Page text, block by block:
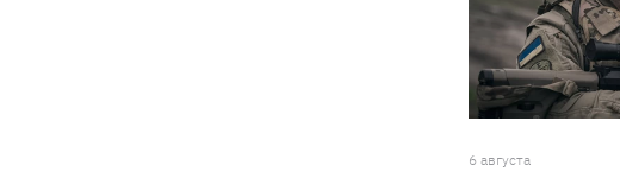
6 августа